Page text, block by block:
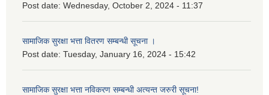
Post date: Wednesday, October 2, 2024 - 11:37
सामाजिक सुरक्षा भत्ता वितरण सम्बन्धी सूचना ।
Post date: Tuesday, January 16, 2024 - 15:42
सामाजिक सुरक्षा भत्ता नविकरण सम्बन्धी अत्यन्त जरुरी सूचना!